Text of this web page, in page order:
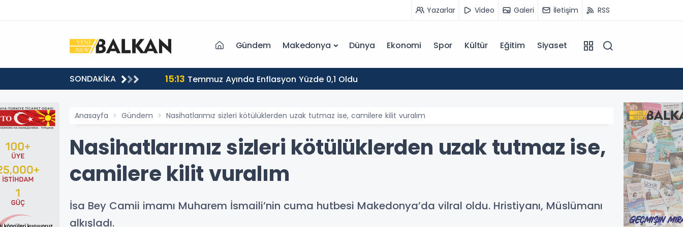
Yazarlar Video Galeri İletişim RSS
Gündem Makedonya Dünya Ekonomi Spor Kültür Eğitim Siyaset
SONDAKİKA 15:13 Temmuz Ayında Enflasyon Yüzde 0,1 Oldu
Anasayfa Gündem Nasihatlarımız sizleri kötülüklerden uzak tutmaz ise, camilere kilit vuralım
Nasihatlarımız sizleri kötülüklerden uzak tutmaz ise,
camilere kilit vuralım
İsa Bey Camii imamı Muharem İsmaili’nin cuma hutbesi Makedonya’da vilral oldu. Hristiyanı, Müslümanı
alkışladı.